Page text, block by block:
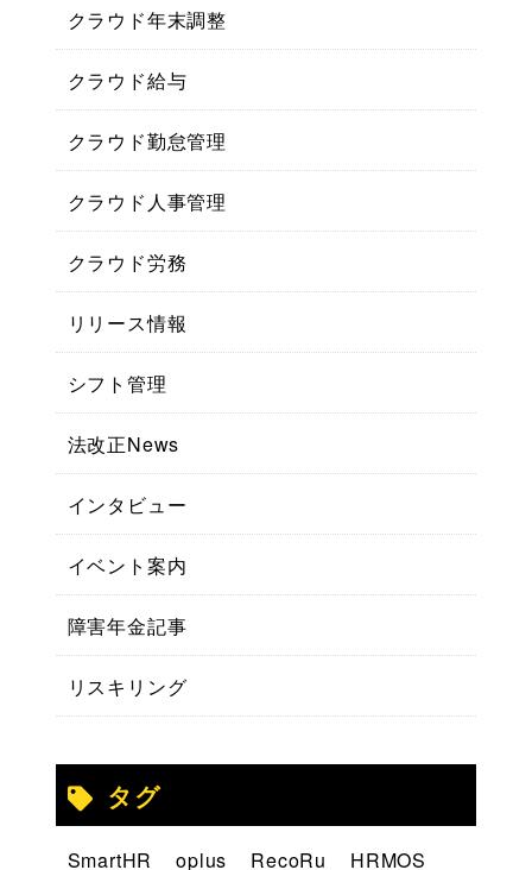
クラウド年末調整
クラウド給与
クラウド勤怠管理
クラウド人事管理
クラウド労務
リリース情報
シフト管理
法改正News
インタビュー
イベント案内
障害年金記事
リスキリング
タグ
SmartHR oplus RecoRu HRMOS